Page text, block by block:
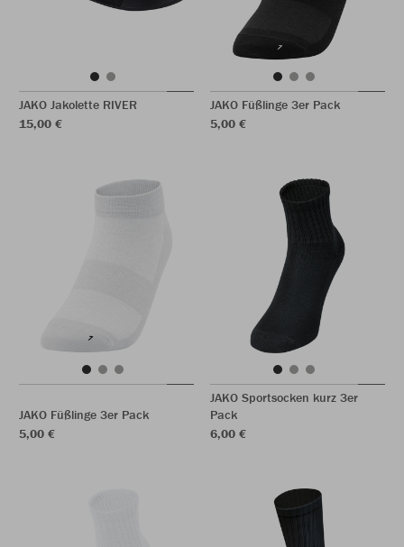
JAKO Jakolette RIVER
15,00 €
JAKO Füßlinge 3er Pack
5,00 €
JAKO Füßlinge 3er Pack
5,00 €
JAKO Sportsocken kurz 3er
Pack
6,00 €